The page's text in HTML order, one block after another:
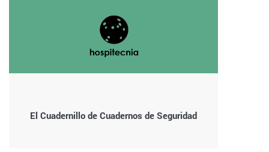
El Cuadernillo de Cuadernos de Seguridad